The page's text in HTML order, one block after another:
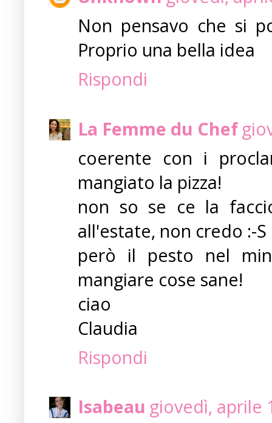
Non pensavo che si
Proprio una bella idea
Rispondi
La Femme du Chef
coerente con i
mangiato la pizza!
non so se ce la
all'estate, non credo :-S
però il pesto nel
mangiare cose sane!
ciao
Claudia
Rispondi
Isabeau giovedì, aprile